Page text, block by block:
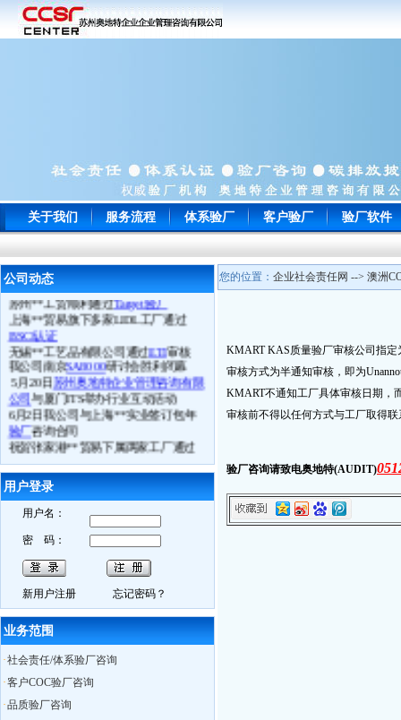
关于我们 服务流程 体系验厂 客户验厂 验厂软件
公司动态
常州**玩具通过ICTI认证
南通**服饰顺利通过WRAP认证
宁波**电子以零问题的成绩一次性通
过EICC认证审核并向我司来电致谢
苏州**工贸顺利通过Target验厂
上海**贸易旗下多家LIDL工厂通过
BSCI认证
无锡**工艺品有限公司通过
审核
我公司南京SA8000研讨会胜利闭幕
5月20日苏州奥地特企业管理咨询有限
公司 与厦门ITS举办行业互动活动
6月2日我公司与上海**实业签订包年
验厂咨询合同
祝贺张家港**贸易下属两家工厂通过
ICTI认证审核
6月3日苏州**科技通过BSCI验厂
6月4日常熟**电子通过
6.月5日张家港**鞋业司通过
6月4日镇江**体育用品厂
良好成绩
6月11日苏州**贸易接受我公司
知培训
6月13日如皋**数码
Best Buy验厂
历年来最好成绩
6月13日海门**时装
6月13日如东**时装ICTI认证
证
6月14日通州市**袜业取得
用户登录
用户名：
密 码：
新用户注册 忘记密码？
业务范围
·社会责任/体系验厂咨询
·客户COC验厂咨询
·品质验厂咨询
您的位置： 企业社会责任网 --> 澳洲
KMART KAS质量验厂审核公司指定
审核方式为半通知审核，即为
KMART不通知工厂具体审核日期，
审核前不得以任何方式与工厂取得联
验厂咨询请致电奥地特(AUDIT)